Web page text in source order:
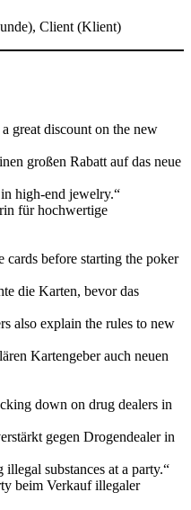
Client (Klient)
great discount on the new
großen Rabatt auf das neue
high-end jewelry.“
für hochwertige
cards before starting the poker
die Karten, bevor das
also explain the rules to new
Kartengeber auch neuen
down on drug dealers in
gegen Drogendealer in
substances at a party.“
beim Verkauf illegaler